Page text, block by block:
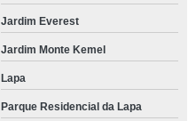
Jardim Everest
Jardim Monte Kemel
Lapa
Parque Residencial da Lapa